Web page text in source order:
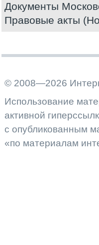
Документы
Правовые акты
© 2008—2026
Использование
активной
с опубликованным
«по материалам